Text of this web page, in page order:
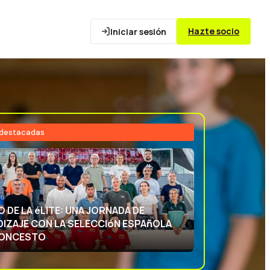
Iniciar sesión Hazte socio
DEPORTIVA: APRENDIENDO CON
ESPAñOLA DE BALONCESTO